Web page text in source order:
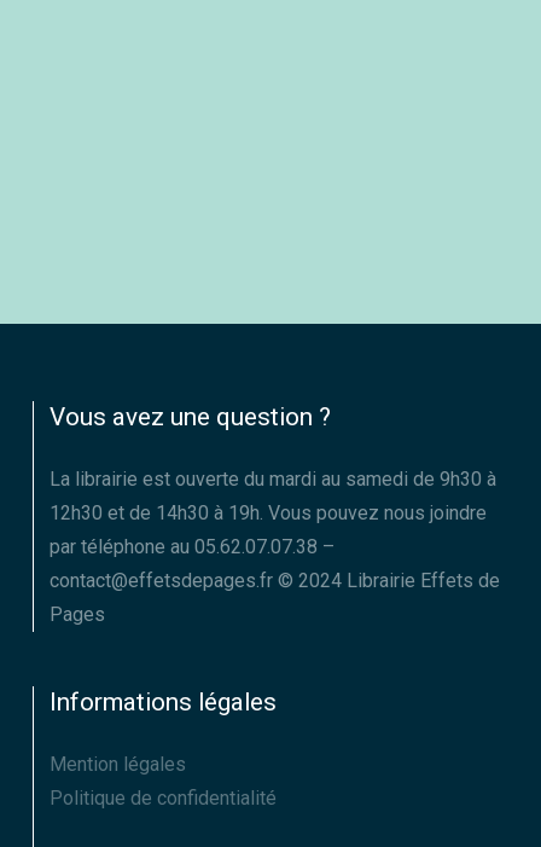
Vous avez une question ?
La librairie est ouverte du mardi au samedi de 9h30 à
12h30 et de 14h30 à 19h. Vous pouvez nous joindre
par téléphone au 05.62.07.07.38 –
contact@effetsdepages.fr © 2024 Librairie Effets de
Pages
Informations légales
Mention légales
Politique de confidentialité